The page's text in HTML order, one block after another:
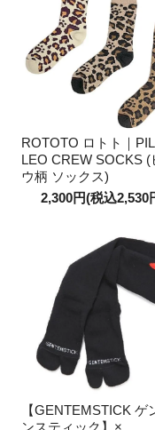
ROTOTO ロトト｜
LEO CREW SOCKS (
ウ柄 ソックス)
2,300円(税込2,530
【GENTEMSTICK ゲ
ンスティック】×